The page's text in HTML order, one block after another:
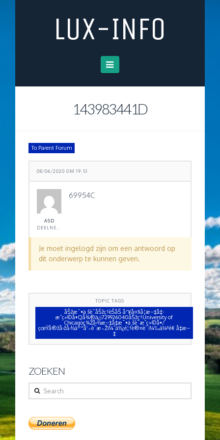
LUX-INFO
Navigation
143983441D
To Parent Forum
08/06/2020 OM 19:51
ASD
69954C
Je moet ingelogd zijn om een antwoord op
dit onderwerp te kunnen geven.
TOPIC TAGS
åŠžæ¯•ä¸šè¯åŠžç†èŠåŠ å“¥å¤§å­¦æ–‡å‡­
æˆç»©å•Qå¾®ä¿¡729926040åŠžç†University of
Chicagoç¾Žå›½æ–‡å‡­æ¯•ä¸šè¯æˆç»©å•/
çœŸå®žå›žå›½äººå‘˜è¯æ˜Žï¼ˆä½¿é¦†è®¤è¯ï¼‰ä¼ªé€ å‡æ–
‡
ZOEKEN
Search